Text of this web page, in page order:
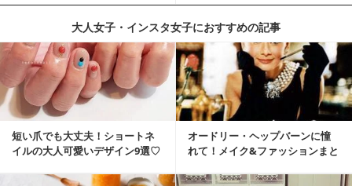
大人女子・インスタ女子におすすめの記事
短い爪でも大丈夫！ショートネ
イルの大人可愛いデザイン9選♡
オードリー・ヘップバーンに憧
れて！メイク&ファッションまと